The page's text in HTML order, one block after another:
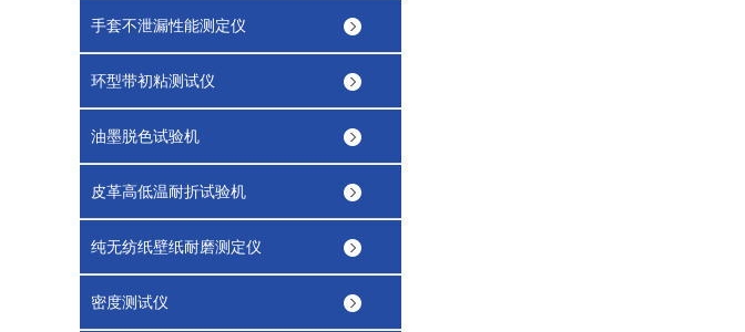
手套不泄漏性能测定仪
环型带初粘测试仪
油墨脱色试验机
皮革高低温耐折试验机
纯无纺纸壁纸耐磨测定仪
密度测试仪